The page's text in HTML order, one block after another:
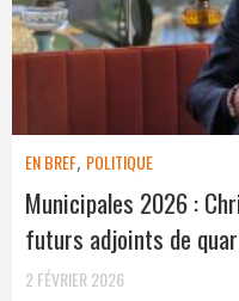
EN BREF, POLITIQUE
Municipales 2026 :
futurs adjoints de
2 FÉVRIER 2026